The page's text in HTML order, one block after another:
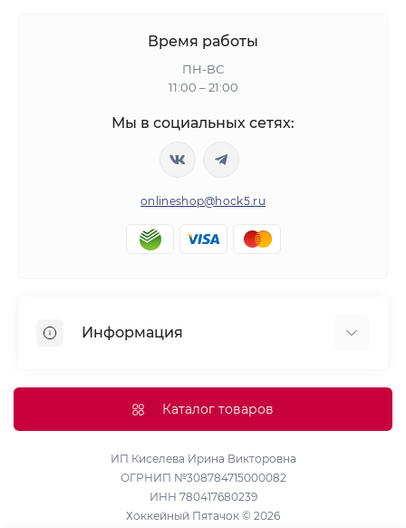
Время работы
ПН-ВС
11:00 – 21:00
Мы в социальных сетях:
onlineshop@hock5.ru
Информация
Доставка
Политика конфиденциальности и обработки
персональных данных
Каталог товаров
ИП Киселева Ирина Викторовна
ОГРНИП №308784715000082
ИНН 780417680239
Хоккейный Пятачок © 2026